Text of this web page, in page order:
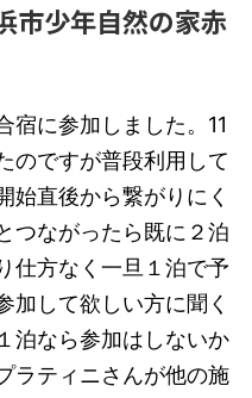
少年自然の家赤
宿に参加しました。11
のですが普段利用して
始直後から繋がりにく
つながったら既に２泊
仕方なく一旦１泊で予
加して欲しい方に聞く
泊なら参加はしないか
ラティニさんが他の施